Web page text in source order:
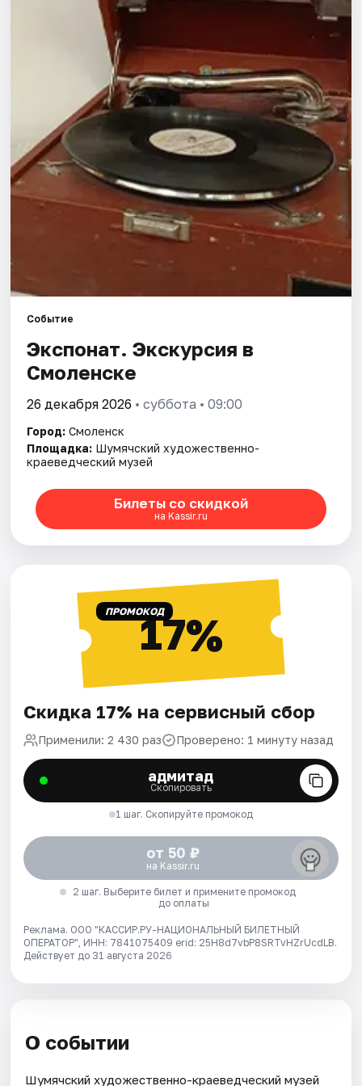
Рейтинги
Событие
Экспонат. Экскурсия в
Смоленске
26 декабря 2026 • суббота • 09:00
Город: Смоленск
Площадка: Шумячский художественно-
краеведческий музей
Билеты со скидкой
на Kassir.ru
ПРОМОКОД17%
Скидка 17% на сервисный сбор
Применили: 2 430 раз Проверено: 1 минуту назад
адмитад
Скопировать
1 шаг. Скопируйте промокод
от 50 ₽
на Kassir.ru
2 шаг. Выберите билет и примените промокод
до оплаты
Реклама. ООО "КАССИР.РУ-НАЦИОНАЛЬНЫЙ БИЛЕТНЫЙ
ОПЕРАТОР", ИНН: 7841075409 erid: 25H8d7vbP8SRTvHZrUcdLB.
Действует до 31 августа 2026
О событии
Шумячский художественно-краеведческий музей